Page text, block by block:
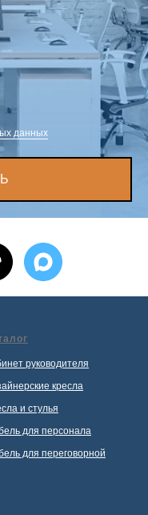
данных
руководителя
кресла
и стулья
для персонала
для переговорной